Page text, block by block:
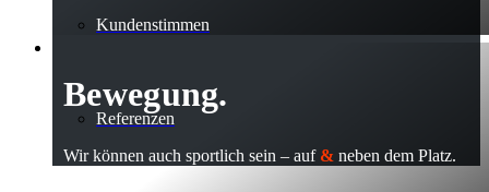
Kundenstimmen
Referenzen
Bewegung.
Wir können auch sportlich sein – auf & neben dem Platz.